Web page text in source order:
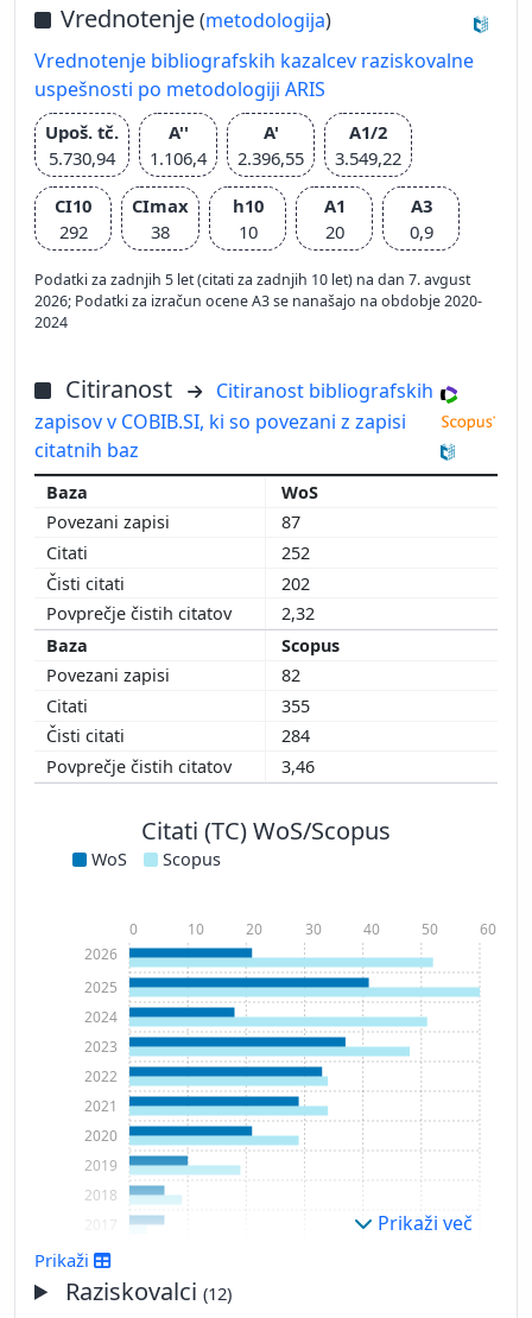
Vrednotenje(metodologija)
Vrednotenje bibliografskih kazalcev raziskovalne
uspešnosti po metodologiji ARIS
Upoš. tč.
5.730,94
A''
1.106,4
A'
2.396,55
A1/2
3.549,22
CI10
292
CImax
38
h10
10
A1
20
A3
0,9
Podatki za zadnjih 5 let (citati za zadnjih 10 let) na dan 7. avgust
2026; Podatki za izračun ocene A3 se nanašajo na obdobje 2020-
2024
Citiranost
Citiranost bibliografskih
zapisov v COBIB.SI, ki so povezani z zapisi
citatnih baz
WoS
87
252
202
2,32
Scopus
82
355
284
3,46
Citati (TC) WoS/Scopus
WoS Scopus
2015
2016
2017
2018
2019
2020
2021
2022
2023
2024
2025
2026
0 10 20 30 40 50 60
Prikaži več
Prikaži
Raziskovalci(12)